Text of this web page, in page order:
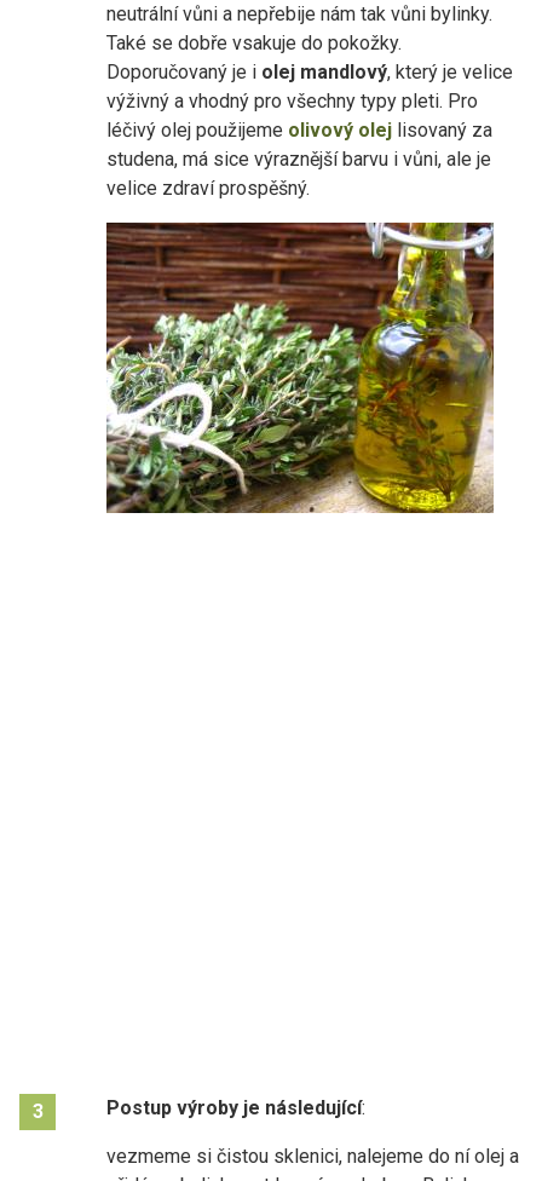
neutrální vůni a nepřebije nám tak vůni bylinky.
Také se dobře vsakuje do pokožky.
Doporučovaný je i olej mandlový, který je velice
výživný a vhodný pro všechny typy pleti. Pro
léčivý olej použijeme olivový olej lisovaný za
studena, má sice výraznější barvu i vůni, ale je
velice zdraví prospěšný.
3 Postup výroby je následující:
vezmeme si čistou sklenici, nalejeme do ní olej a